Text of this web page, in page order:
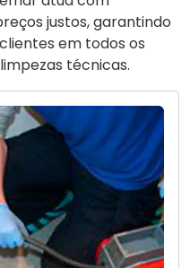
justos, garantindo
em todos os
técnicas.